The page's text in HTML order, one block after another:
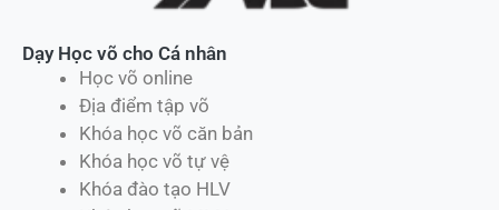
Dạy Học võ cho Cá nhân
Học võ online
Địa điểm tập võ
Khóa học võ căn bản
Khóa học võ tự vệ
Khóa đào tạo HLV